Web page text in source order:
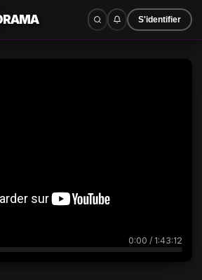
S'identifier
1:43:12
0:00 / 1:43:12